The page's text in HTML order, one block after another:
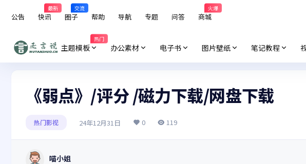
公告 快讯
最新
圈子
交流
帮助 导航 专题 问答 商城
火爆
主题模板
热门
办公素材 电子书 图片壁纸 笔记教程
《弱点》/评分 /磁力下载/网盘下载
热门影视 24年12月31日 0 119
喵小姐